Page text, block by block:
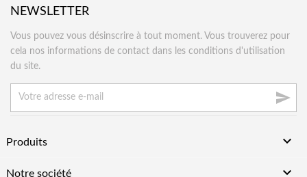
NEWSLETTER
Vous pouvez vous désinscrire à tout moment. Vous trouverez pour
cela nos informations de contact dans les conditions d'utilisation
du site.

Produits 
Notre société 